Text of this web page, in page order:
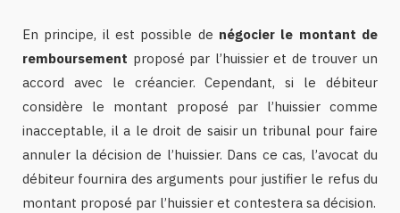
En principe, il est possible de négocier le montant de
remboursement proposé par l’huissier et de trouver un
accord avec le créancier. Cependant, si le débiteur
considère le montant proposé par l’huissier comme
inacceptable, il a le droit de saisir un tribunal pour faire
annuler la décision de l’huissier. Dans ce cas, l’avocat du
débiteur fournira des arguments pour justifier le refus du
montant proposé par l’huissier et contestera sa décision.